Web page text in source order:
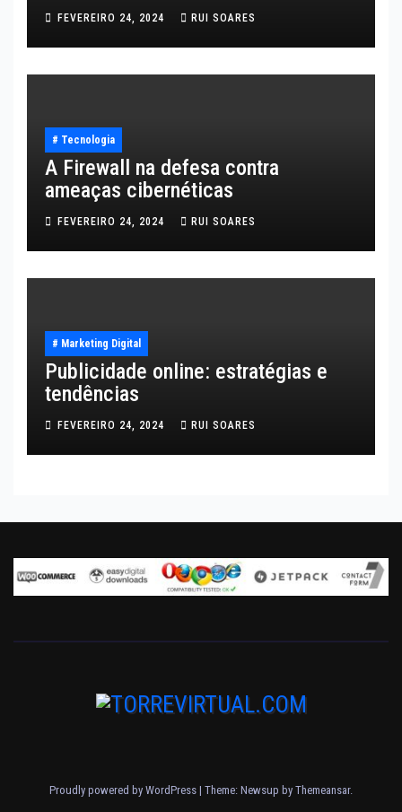
FEVEREIRO 24, 2024 RUI SOARES
# Tecnologia
A Firewall na defesa contra
ameaças cibernéticas
FEVEREIRO 24, 2024 RUI SOARES
# Marketing Digital
Publicidade online: estratégias e
tendências
FEVEREIRO 24, 2024 RUI SOARES
Proudly powered by WordPress | Theme: Newsup by Themeansar.